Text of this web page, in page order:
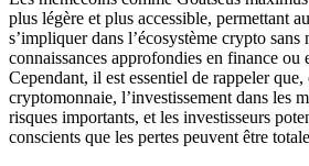
plus légère et plus accessible, permettant
s’impliquer dans l’écosystème crypto sans
connaissances approfondies en finance ou
Cependant, il est essentiel de rappeler
cryptomonnaie, l’investissement dans les
risques importants, et les investisseurs
conscients que les pertes peuvent être